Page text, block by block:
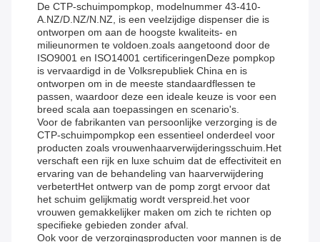
De CTP-schuimpompkop, modelnummer 43-410-
A.NZ/D.NZ/N.NZ, is een veelzijdige dispenser die is
ontworpen om aan de hoogste kwaliteits- en
milieunormen te voldoen.zoals aangetoond door de
ISO9001 en ISO14001 certificeringenDeze pompkop
is vervaardigd in de Volksrepubliek China en is
ontworpen om in de meeste standaardflessen te
passen, waardoor deze een ideale keuze is voor een
breed scala aan toepassingen en scenario's.
Voor de fabrikanten van persoonlijke verzorging is de
CTP-schuimpompkop een essentieel onderdeel voor
producten zoals vrouwenhaarverwijderingsschuim.Het
verschaft een rijk en luxe schuim dat de effectiviteit en
ervaring van de behandeling van haarverwijdering
verbetertHet ontwerp van de pomp zorgt ervoor dat
het schuim gelijkmatig wordt verspreid.het voor
vrouwen gemakkelijker maken om zich te richten op
specifieke gebieden zonder afval.
Ook voor de verzorgingsproducten voor mannen is de